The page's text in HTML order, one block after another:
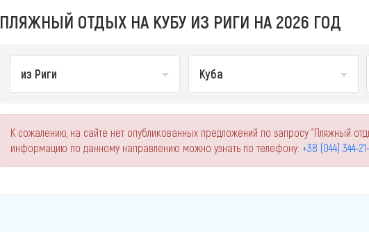
ПЛЯЖНЫЙ ОТДЫХ НА КУБУ ИЗ РИГИ НА 2026 ГОД
из Риги Куба
К сожалению, на сайте нет опубликованных предложений по запросу "Пляжный
информацию по данному направлению можно узнать по телефону: +38 (044) 344-